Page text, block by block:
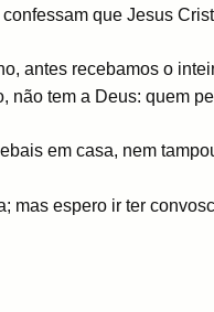
que Jesus
antes recebamos o
tem a Deus: quem
em casa, nem
mas espero ir ter